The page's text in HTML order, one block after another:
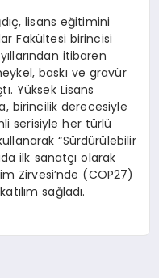
lisans eğitimini
Fakültesi birincisi
itibaren
baskı ve gravür
Yüksek Lisans
birincilik derecesiyle
serisiyle her türlü
“Sürdürülebilir
ilk sanatçı olarak
Zirvesi’nde (COP27)
sağladı.